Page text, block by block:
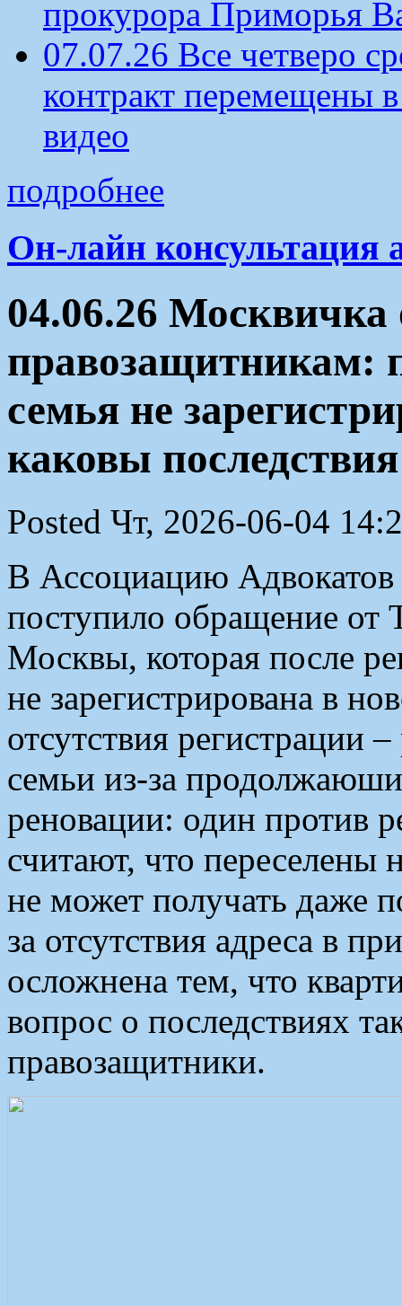
прокурора Приморья
07.07.26 Все четверо
контракт перемещены
видео
подробнее
Он-лайн консультация
04.06.26 Москвичка
правозащитникам:
семья не
каковы последствия
Posted Чт, 2026-06-04
В Ассоциацию Адвокатов
поступило обращение
Москвы, которая после
не зарегистрирована в
отсутствия регистрации
семьи из-за
реновации: один против
считают, что переселены
не может получать даже
за отсутствия адреса в
осложнена тем, что
вопрос о последствиях
правозащитники.